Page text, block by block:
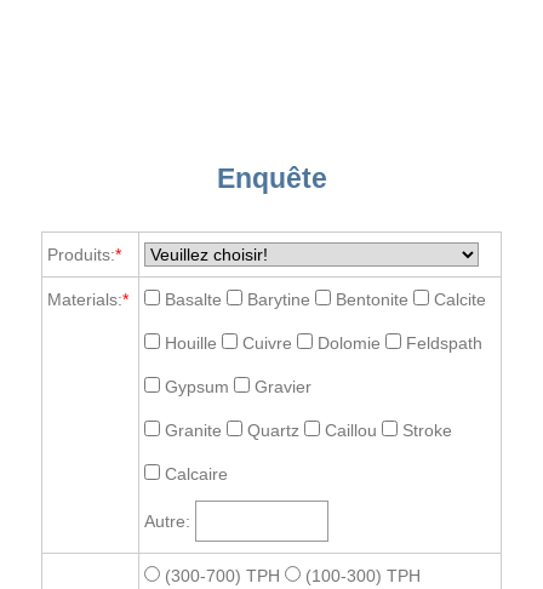
Enquête
Produits:*
Materials:* Basalte Barytine Bentonite Calcite
Houille Cuivre Dolomie Feldspath
Gypsum Gravier
Granite Quartz Caillou Stroke
Calcaire
Autre:
(300-700) TPH (100-300) TPH